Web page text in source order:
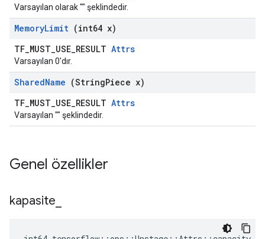
Varsayılan olarak "" şeklindedir.
MemoryLimit (int64 x)
TF_MUST_USE_RESULT Attrs
Varsayılan 0'dır.
SharedName (StringPiece x)
TF_MUST_USE_RESULT Attrs
Varsayılan "" şeklindedir.
Genel özellikler
kapasite